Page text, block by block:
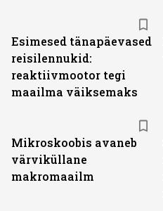
Esimesed tänapäevased
reisilennukid:
reaktiivmootor tegi
maailma väiksemaks
Mikroskoobis avaneb
värviküllane
makromaailm